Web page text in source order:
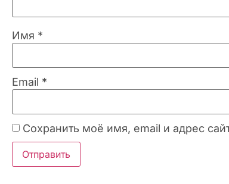
Имя *
Email *
Сохранить моё имя, email и адрес